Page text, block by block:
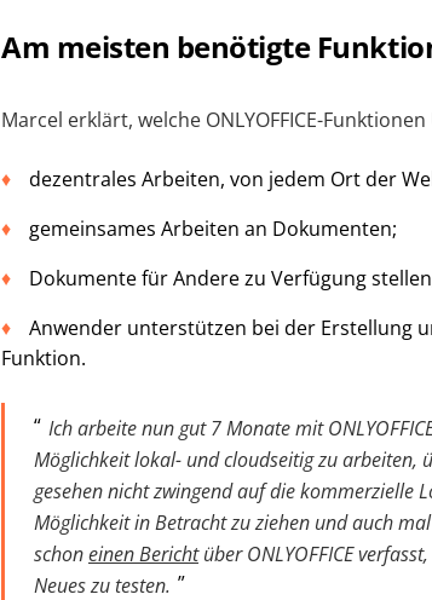
Am meisten benötigte
Marcel erklärt, welche ONLYOFFICE-
dezentrales Arbeiten, von jedem Ort der
gemeinsames Arbeiten an Dokumenten;
Dokumente für Andere zu Verfügung
Anwender unterstützen bei der Erstellung
Funktion.
Ich arbeite nun gut 7 Monate mit
Möglichkeit lokal- und cloudseitig zu arbeiten,
gesehen nicht zwingend auf die kommerzielle
Möglichkeit in Betracht zu ziehen und auch
schoneinen Berichtüber ONLYOFFICE
Neues zu testen.